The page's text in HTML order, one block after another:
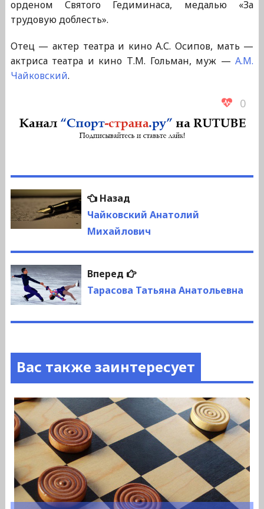
орденом Святого Гедиминаса, медалью «За
трудовую доблесть».
Отец — актер театра и кино А.С. Осипов, мать —
актриса театра и кино Т.М. Гольман, муж —А.М.
Чайковский.
0
Навигация
по
НазадПредыдущая
запись:
Чайковский Анатолий
Михайлович
Вперед
Следующая
запись:
Тарасова Татьяна Анатольевна
Вас также заинтересует